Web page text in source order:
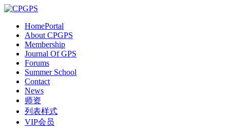
HomePortal
About CPGPS
Membership
Journal Of GPS
Forums
Summer School
Contact
News
师资
列表样式
VIP会员